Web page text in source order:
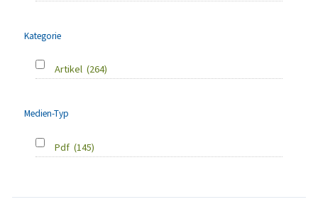
Kategorie
Artikel (264)
Medien-Typ
Pdf (145)